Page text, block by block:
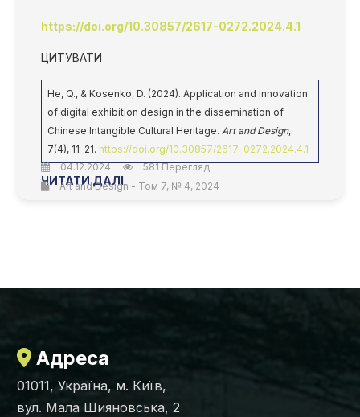
https://doi.org/10.30857/2617-0272.2024.4.1
ЦИТУВАТИ
He, Q., & Kosenko, D. (2024). Application and innovation
of digital exhibition design in the dissemination of
Chinese Intangible Cultural Heritage. Art and Design,
7(4), 11-21. https://doi.org/10.30857/2617-0272.2024.4.1
ЧИТАТИ ДАЛІ
04.12.2024
581 Перегляд
Art and Design - Том 7, № 4, 2024
Адреса
01011, Україна, м. Київ,
вул. Мала Шияновська, 2